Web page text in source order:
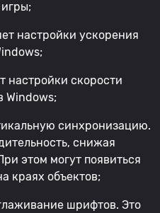
настройки ускорения
настройки скорости
Windows;
синхронизацию.
снижая
этом могут появиться
краях объектов;
шрифтов. Это